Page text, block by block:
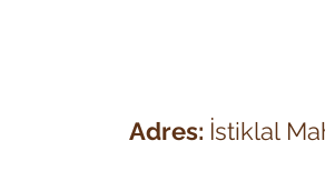
Adres: İstiklal